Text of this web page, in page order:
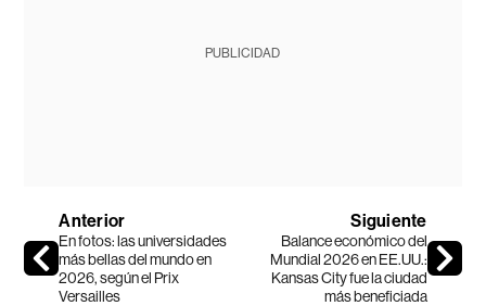
PUBLICIDAD
Anterior
En fotos: las universidades
más bellas del mundo en
2026, según el Prix
Versailles
Siguiente
Balance económico del
Mundial 2026 en EE.UU.:
Kansas City fue la ciudad
más beneficiada